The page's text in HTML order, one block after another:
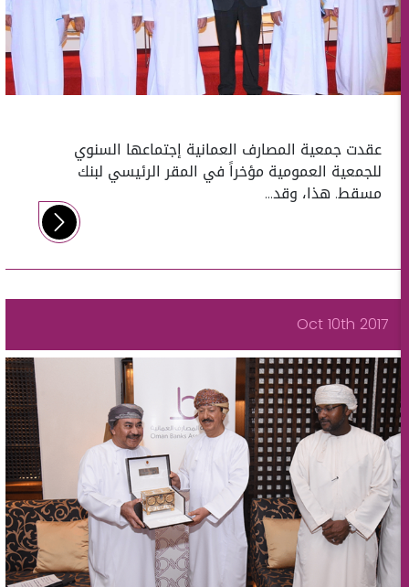
عقدت جمعية المصارف العمانية إجتماعها السنوي
للجمعية العمومية مؤخراً في المقر الرئيسي لبنك
مسقط. هذا، وقد...
Oct 10th 2017